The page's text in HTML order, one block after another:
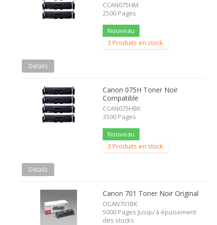
CCAN075HM
2500 Pages
Nouveau
3 Produits en stock
Détails
Canon 075H Toner Noir
Compatible
CCAN075HBK
3500 Pages
Nouveau
3 Produits en stock
Détails
Canon 701 Toner Noir Original
OCAN701BK
5000 Pages Jusqu'à épuisement
des stocks